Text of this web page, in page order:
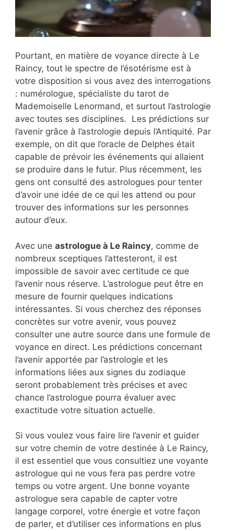
Pourtant, en matière de voyance directe à Le
Raincy, tout le spectre de l’ésotérisme est à
votre disposition si vous avez des interrogations
: numérologue, spécialiste du tarot de
Mademoiselle Lenormand, et surtout l’astrologie
avec toutes ses disciplines. Les prédictions sur
l’avenir grâce à l’astrologie depuis l’Antiquité. Par
exemple, on dit que l’oracle de Delphes était
capable de prévoir les événements qui allaient
se produire dans le futur. Plus récemment, les
gens ont consulté des astrologues pour tenter
d’avoir une idée de ce qui les attend ou pour
trouver des informations sur les personnes
autour d’eux.
Avec une astrologue à Le Raincy, comme de
nombreux sceptiques l’attesteront, il est
impossible de savoir avec certitude ce que
l’avenir nous réserve. L’astrologue peut être en
mesure de fournir quelques indications
intéressantes. Si vous cherchez des réponses
concrètes sur votre avenir, vous pouvez
consulter une autre source dans une formule de
voyance en direct. Les prédictions concernant
l’avenir apportée par l’astrologie et les
informations liées aux signes du zodiaque
seront probablement très précises et avec
chance l’astrologue pourra évaluer avec
exactitude votre situation actuelle.
Si vous voulez vous faire lire l’avenir et guider
sur votre chemin de votre destinée à Le Raincy,
il est essentiel que vous consultiez une voyante
astrologue qui ne vous fera pas perdre votre
temps ou votre argent. Une bonne voyante
astrologue sera capable de capter votre
langage corporel, votre énergie et votre façon
de parler, et d’utiliser ces informations en plus